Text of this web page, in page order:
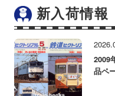
新入荷情報
2009
品ペ